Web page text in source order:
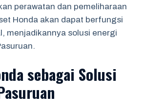
perawatan dan pemeliharaan
Honda akan dapat berfungsi
menjadikannya solusi energi
sebagai Solusi